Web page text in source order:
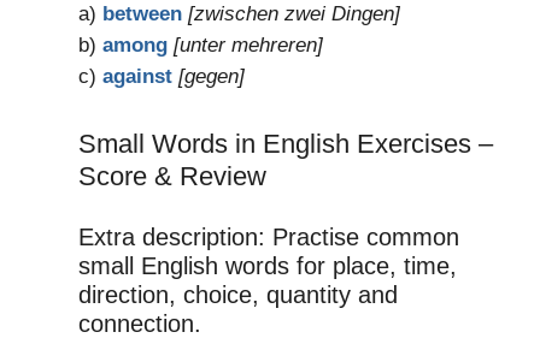
a) between [zwischen zwei Dingen]
b) among [unter mehreren]
c) against [gegen]
Small Words in English Exercises –
Score & Review
Extra description: Practise common
small English words for place, time,
direction, choice, quantity and
connection.